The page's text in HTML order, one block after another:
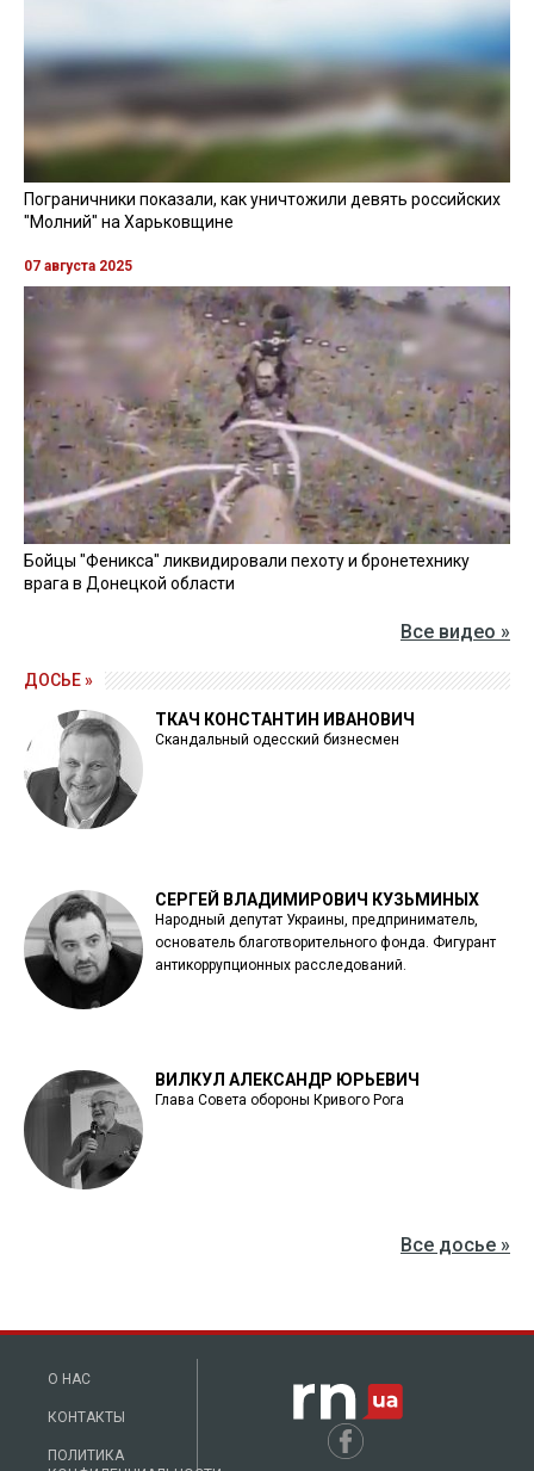
Пограничники показали, как уничтожили девять российских
"Молний" на Харьковщине
07 августа 2025
Бойцы "Феникса" ликвидировали пехоту и бронетехнику
врага в Донецкой области
Все видео »
ДОСЬЕ »
ТКАЧ КОНСТАНТИН ИВАНОВИЧ
Скандальный одесский бизнесмен
СЕРГЕЙ ВЛАДИМИРОВИЧ КУЗЬМИНЫХ
Народный депутат Украины, предприниматель,
основатель благотворительного фонда. Фигурант
антикоррупционных расследований.
ВИЛКУЛ АЛЕКСАНДР ЮРЬЕВИЧ
Глава Совета обороны Кривого Рога
Все досье »
О НАС
КОНТАКТЫ
ПОЛИТИКА